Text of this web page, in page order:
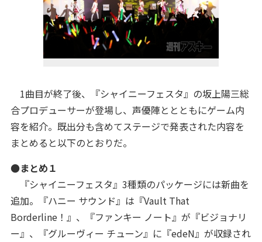
1曲目が終了後、『シャイニーフェスタ』の坂上陽三総
合プロデューサーが登場し、声優陣ととともにゲーム内
容を紹介。既出分も含めてステージで発表された内容を
まとめると以下のとおりだ。
●まとめ１
『シャイニーフェスタ』3種類のパッケージには新曲を
追加。『ハニー サウンド』は『Vault That
Borderline！』、『ファンキー ノート』が『ビジョナリ
ー』、『グルーヴィー チューン』に『edeN』が収録され